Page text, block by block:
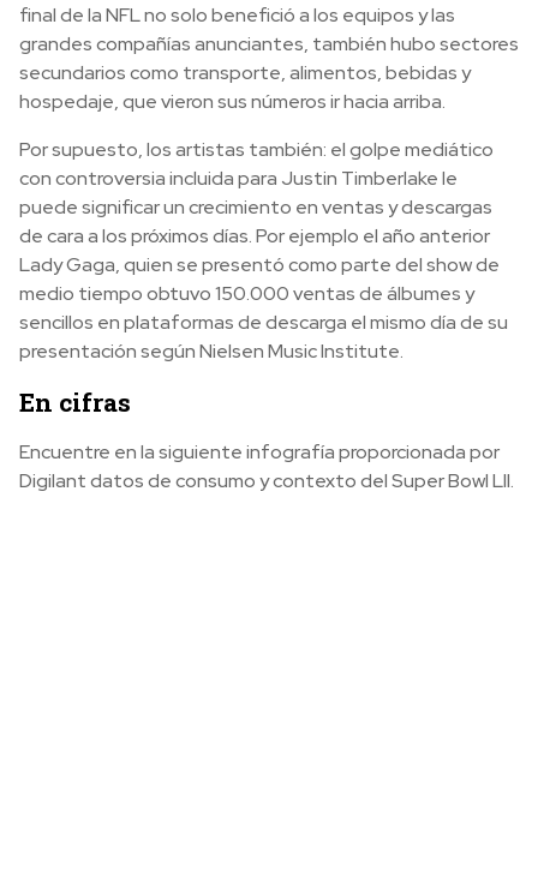
final de la NFL no solo benefició a los equipos y las
grandes compañías anunciantes, también hubo sectores
secundarios como transporte, alimentos, bebidas y
hospedaje, que vieron sus números ir hacia arriba.
Por supuesto, los artistas también: el golpe mediático
con controversia incluida para Justin Timberlake le
puede significar un crecimiento en ventas y descargas
de cara a los próximos días. Por ejemplo el año anterior
Lady Gaga, quien se presentó como parte del show de
medio tiempo obtuvo 150.000 ventas de álbumes y
sencillos en plataformas de descarga el mismo día de su
presentación según Nielsen Music Institute.
En cifras
Encuentre en la siguiente infografía proporcionada por
Digilant datos de consumo y contexto del Super Bowl LII.